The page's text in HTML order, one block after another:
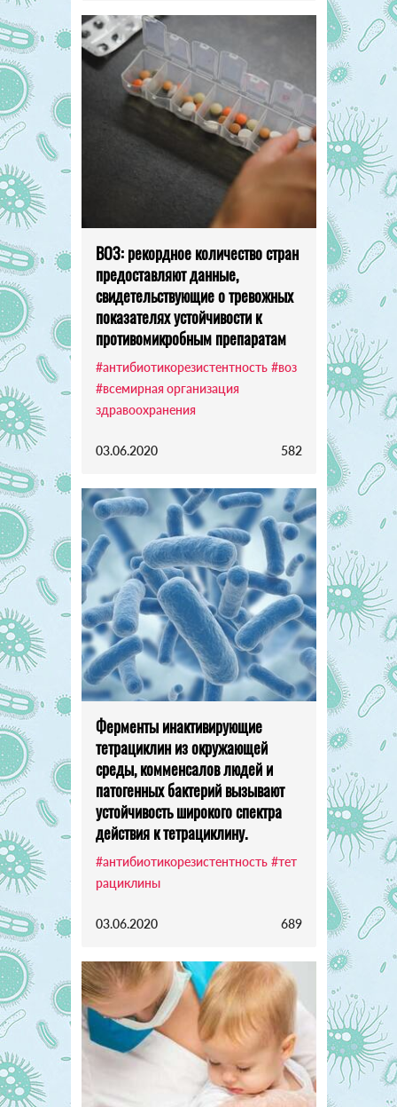
ВОЗ: рекордное количество стран
предоставляют данные,
свидетельствующие о тревожных
показателях устойчивости к
противомикробным препаратам
#антибиотикорезистентность #воз
#всемирная организация
здравоохранения
03.06.2020 582
Ферменты инактивирующие
тетрациклин из окружающей
среды, комменсалов людей и
патогенных бактерий вызывают
устойчивость широкого спектра
действия к тетрациклину.
#антибиотикорезистентность #тет
рациклины
03.06.2020 689